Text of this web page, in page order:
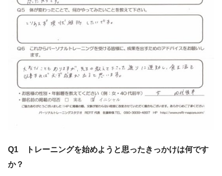
Q1 トレーニングを始めようと思ったきっかけは何です
か？